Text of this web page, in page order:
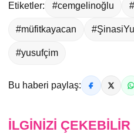
Etiketler: #cemgelinoğlu
#müfitkayacan
#yusufçim
Bu haberi paylaş:
İLGINIZI ÇEKEBILIR